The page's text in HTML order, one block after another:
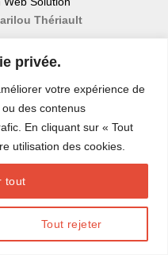
privée.
votre expérience de
des contenus
En cliquant sur « Tout
utilisation des cookies.
Tout rejeter
tout
Thériault